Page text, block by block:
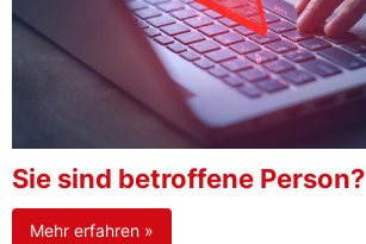
Sie sind betroffene Person?
Mehr erfahren »